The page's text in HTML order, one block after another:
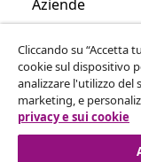
Aziende
vidaXL
Scopri di più
Cliccando su “Accetta
cookie sul dispositivo
analizzare l'utilizzo del
marketing, e
privacy e sui cookie